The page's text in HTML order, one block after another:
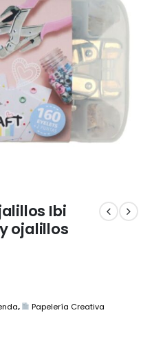
Ibi
ojalillos
, Papelería Creativa